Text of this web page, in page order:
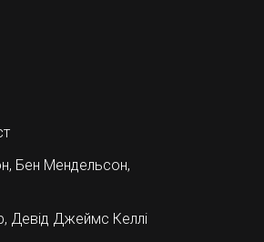
Бен Мендельсон,
Девід Джеймс Келлі